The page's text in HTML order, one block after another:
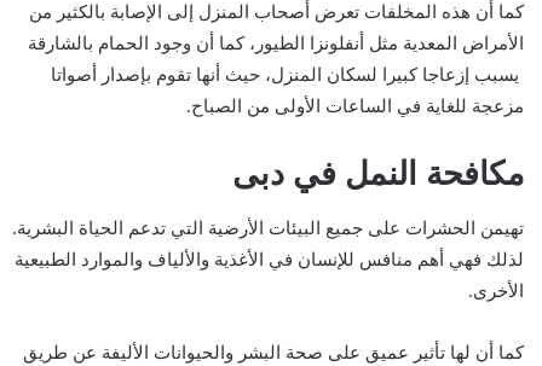
كما أن هذه المخلفات تعرض أصحاب المنزل إلى الإصابة بالكثير من
الأمراض المعدية مثل أنفلونزا الطيور، كما أن وجود الحمام بالشارقة
يسبب إزعاجا كبيرا لسكان المنزل، حيث أنها تقوم بإصدار أصواتا
مزعجة للغاية في الساعات الأولى من الصباح.
مكافحة النمل في دبى
تهيمن الحشرات على جميع البيئات الأرضية التي تدعم الحياة البشرية.
لذلك فهي أهم منافس للإنسان في الأغذية والألياف والموارد الطبيعية
الأخرى.
كما أن لها تأثير عميق على صحة البشر والحيوانات الأليفة عن طريق